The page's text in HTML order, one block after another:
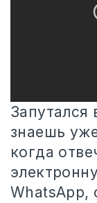
Запутался
знаешь
когда
WhatsApp,